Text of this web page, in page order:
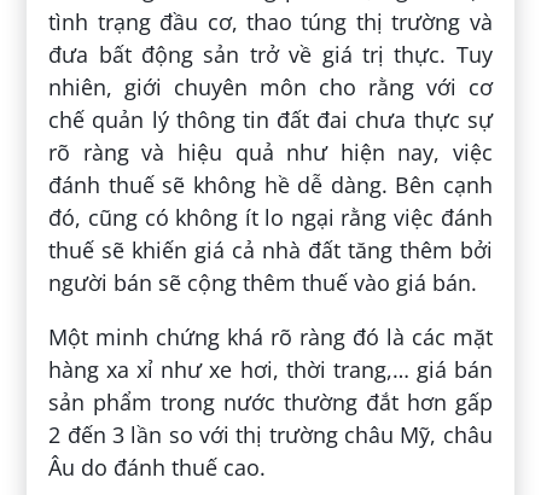
tình trạng đầu cơ, thao túng thị trường và
đưa bất động sản trở về giá trị thực. Tuy
nhiên, giới chuyên môn cho rằng với cơ
chế quản lý thông tin đất đai chưa thực sự
rõ ràng và hiệu quả như hiện nay, việc
đánh thuế sẽ không hề dễ dàng. Bên cạnh
đó, cũng có không ít lo ngại rằng việc đánh
thuế sẽ khiến giá cả nhà đất tăng thêm bởi
người bán sẽ cộng thêm thuế vào giá bán.
Một minh chứng khá rõ ràng đó là các mặt
hàng xa xỉ như xe hơi, thời trang,… giá bán
sản phẩm trong nước thường đắt hơn gấp
2 đến 3 lần so với thị trường châu Mỹ, châu
Âu do đánh thuế cao.